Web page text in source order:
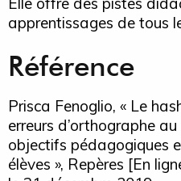
apprentissages de tous
Référence
Prisca Fenoglio, « Le
erreurs d’orthographe
objectifs pédagogiques
élèves », Repères [En